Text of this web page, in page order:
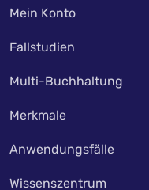
Mein Konto
Fallstudien
Multi-Buchhaltung
Merkmale
Anwendungsfälle
Wissenszentrum